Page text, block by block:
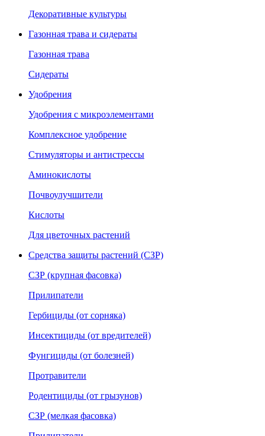
Декоративные культуры
Газонная трава и сидераты
Газонная трава
Сидераты
Удобрения
Удобрения с микроэлементами
Комплексное удобрение
Стимуляторы и антистрессы
Аминокислоты
Почвоулучшители
Кислоты
Для цветочных растений
Средства защиты растений (СЗР)
СЗР (крупная фасовка)
Прилипатели
Гербициды (от сорняка)
Инсектициды (от вредителей)
Фунгициды (от болезней)
Протравители
Родентициды (от грызунов)
СЗР (мелкая фасовка)